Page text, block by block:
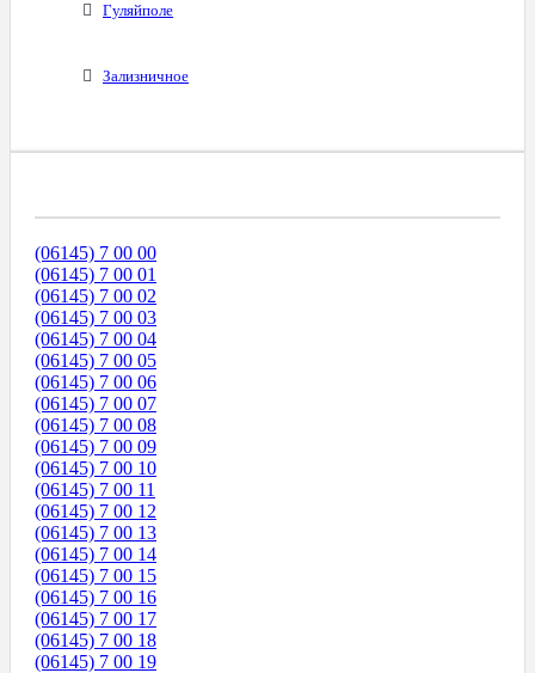
Гуляйполе
Зализничное
(06145) 7 00 00
(06145) 7 00 01
(06145) 7 00 02
(06145) 7 00 03
(06145) 7 00 04
(06145) 7 00 05
(06145) 7 00 06
(06145) 7 00 07
(06145) 7 00 08
(06145) 7 00 09
(06145) 7 00 10
(06145) 7 00 11
(06145) 7 00 12
(06145) 7 00 13
(06145) 7 00 14
(06145) 7 00 15
(06145) 7 00 16
(06145) 7 00 17
(06145) 7 00 18
(06145) 7 00 19